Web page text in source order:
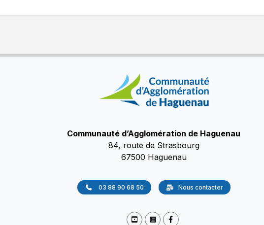
Communauté d’Agglomération de Haguenau
84, route de Strasbourg
67500 Haguenau
03 88 90 68 50 Nous contacter